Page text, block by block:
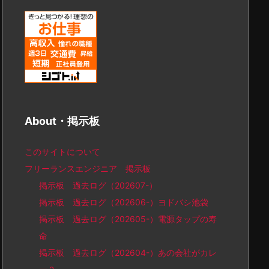
About・掲示板
このサイトについて
フリーランスエンジニア 掲示板
掲示板 過去ログ（202607-）
掲示板 過去ログ（202606-）ヨドバシ池袋
掲示板 過去ログ（202605-）電源タップの寿
命
掲示板 過去ログ（202604-）あの会社がカレ